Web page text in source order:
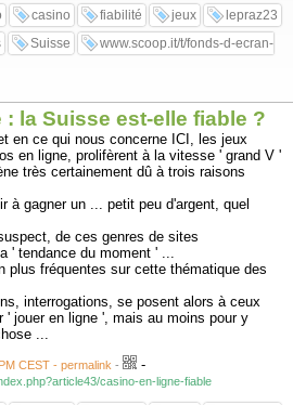
casino fiabilité jeux
lepraz23
Suisse
www.scoop.it/t/fonds-d-ecran-
la Suisse est-elle fiable ?
en ce qui nous concerne ICI, les jeux
en ligne, prolifèrent à la vitesse ' grand V '
très certainement dû à trois raisons
à gagner un ... petit peu d'argent, quel
de ces genres de sites
' tendance du moment ' ...
plus fréquentes sur cette thématique des
interrogations, se posent alors à ceux
' jouer en ligne ', mais au moins pour y
...
CEST - permalink - -
casino-en-ligne-fiable